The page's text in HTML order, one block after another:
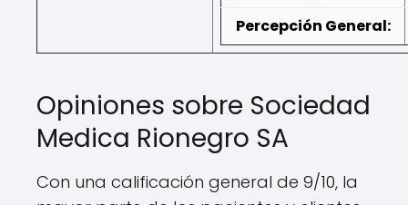
Percepción General:
Opiniones sobre Sociedad
Medica Rionegro SA
Con una calificación general de 9/10, la